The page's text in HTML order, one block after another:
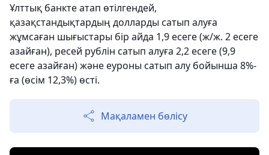
Ұлттық банкте атап өтілгендей,
қазақстандықтардың долларды сатып алуға
жұмсаған шығыстары бір айда 1,9 есеге (ж/ж. 2 есеге
азайған), ресей рублін сатып алуға 2,2 есеге (9,9
есеге азайған) және еуроны сатып алу бойынша 8%-
ға (өсім 12,3%) өсті.
Мақаламен бөлісу